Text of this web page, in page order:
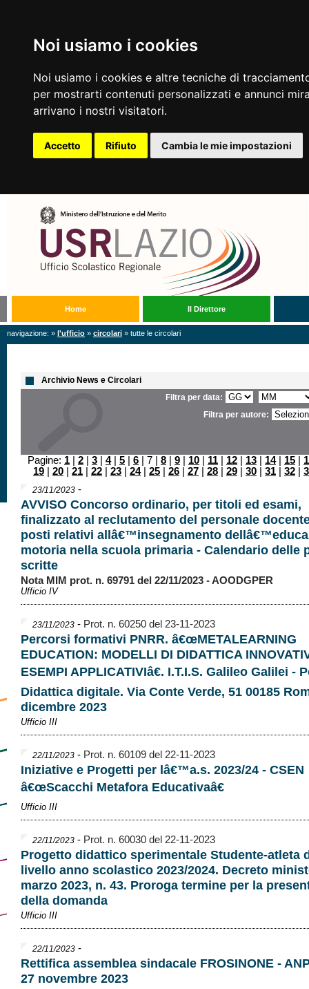
Noi usiamo i cookies
Noi usiamo i cookies e altre tecniche di
per mostrarti contenuti personalizzati e annunci
arrivano i nostri visitatori.
Accetto Rifiuto Cambia le mie impostazioni
Home Il Direttore
navigazione: » l'ufficio » circolari » tutte le circolari
Archivio News e Circolari
Filtra per data:
Filtra per autore:
Pagine: 1 2 3 4| 5 6 | 7 | 8 9 10 11 12 13 14| 15
19
20 21 22 23 24| 25 26 27 28 29 30 31 32
23/11/2023 -
AVVISO Concorso ordinario, per titoli ed esami,
finalizzato al reclutamento del personale
posti relativi allâ€™insegnamento
motoria nella scuola primaria - Calendario delle
scritte
Nota MIM prot. n. 69791 del 22/11/2023 - AOODGPER
Ufficio IV
23/11/2023 - Prot. n. 60250 del 23-11-2023
Percorsi formativi PNRR. â€œMETALEARNING
EDUCATION: MODELLI DI DIDATTICA
ESEMPI APPLICATIVIâ€. I.T.I.S. Galileo Galilei -
Didattica digitale. Via Conte Verde, 51 00185
dicembre 2023
Ufficio III
22/11/2023 - Prot. n. 60109 del 22-11-2023
Iniziative e Progetti per lâ€™a.s. 2023/24 - CSEN
â€œScacchi Metafora Educativaâ€
Ufficio III
22/11/2023 - Prot. n. 60030 del 22-11-2023
Progetto didattico sperimentale Studente-atleta
livello anno scolastico 2023/2024. Decreto
marzo 2023, n. 43. Proroga termine per la
della domanda
Ufficio III
22/11/2023 -
Rettifica assemblea sindacale FROSINONE -
27 novembre 2023